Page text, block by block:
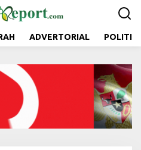
ADVERTORIAL POLITIK